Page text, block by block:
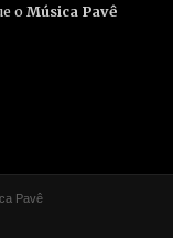
oMúsica Pavê
Pavê